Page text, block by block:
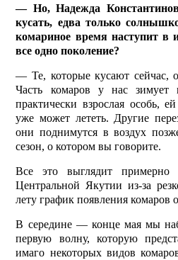
— Но, Надежда
кусать, едва только
комариное время наступит
все одно поколение?
— Те, которые кусают сейчас,
Часть комаров у нас
практически взрослая особь,
уже может лететь. Другие
они поднимутся в воздух
сезон, о котором вы говорите.
Все это выглядит примерно
Центральной Якутии из-за
лету график появления комаров
В середине — конце мая мы
первую волну, которую
имаго некоторых видов